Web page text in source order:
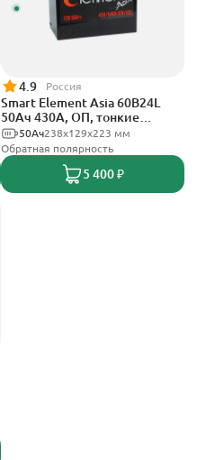
4.9 Россия
Smart Element Asia 60B24L
50Ач 430А, ОП, тонкие
клеммы238х129х223 мм
50Ач
Обратная полярность
5 400 ₽